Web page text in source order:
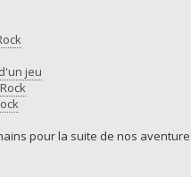
jeu
pour la suite de nos